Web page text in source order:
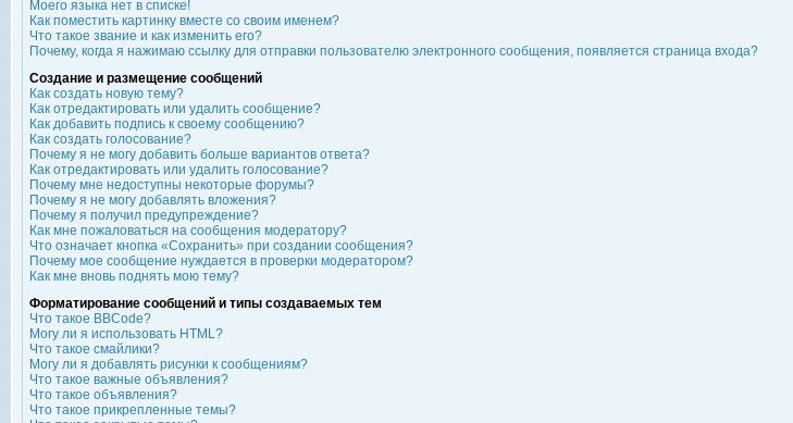
Моего языка нет в списке!
Как поместить картинку вместе со своим именем?
Что такое звание и как изменить его?
Почему, когда я нажимаю ссылку для отправки пользователю электронного сообщения, появляется страница входа?
Создание и размещение сообщений
Как создать новую тему?
Как отредактировать или удалить сообщение?
Как добавить подпись к своему сообщению?
Как создать голосование?
Почему я не могу добавить больше вариантов ответа?
Как отредактировать или удалить голосование?
Почему мне недоступны некоторые форумы?
Почему я не могу добавлять вложения?
Почему я получил предупреждение?
Как мне пожаловаться на сообщения модератору?
Что означает кнопка «Сохранить» при создании сообщения?
Почему мое сообщение нуждается в проверки модератором?
Как мне вновь поднять мою тему?
Форматирование сообщений и типы создаваемых тем
Что такое BBCode?
Могу ли я использовать HTML?
Что такое смайлики?
Могу ли я добавлять рисунки к сообщениям?
Что такое важные объявления?
Что такое объявления?
Что такое прикрепленные темы?